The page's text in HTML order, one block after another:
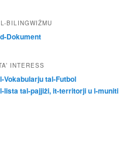
BILINGWIŻMU
Dokument
INTERESS
Vokabularju tal-Futbol
lista tal-pajjiżi, it-territorji u l-muniti